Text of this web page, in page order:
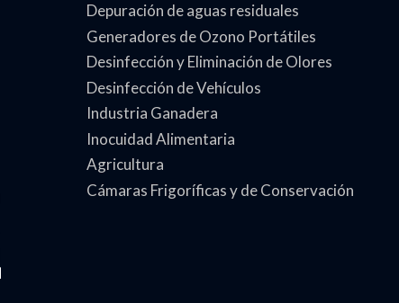
Depuración de aguas residuales
Generadores de Ozono Portátiles
Desinfección y Eliminación de Olores
Desinfección de Vehículos
Industria Ganadera
Inocuidad Alimentaria
Agricultura
Cámaras Frigoríficas y de Conservación